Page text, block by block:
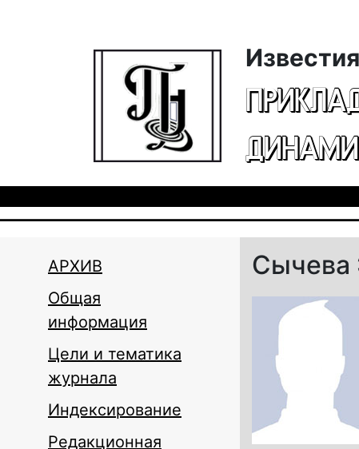
АРХИВ
Общая
информация
Цели и тематика
журнала
Индексирование
Редакционная
Сычева